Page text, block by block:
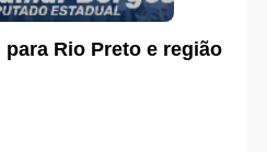
Rio Preto e região